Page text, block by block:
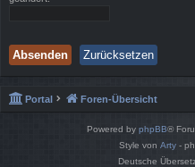
Portal Foren-Übersicht
Powered by phpBB®
Style von Arty -
Deutsche